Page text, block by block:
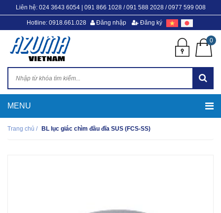
Liên hệ: 024 3643 6054| 091 866 1028 / 091 588 2028 / 0977 599 008
Hotline: 0918.661.028 Đăng nhập Đăng ký
0
Trang chủ / BL lục giác chìm đầu đĩa SUS (FCS-SS)